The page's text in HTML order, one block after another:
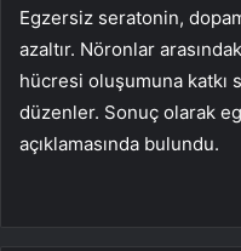
Egzersiz seratonin,
azaltır. Nöronlar
hücresi oluşumuna katkı
düzenler. Sonuç olarak
açıklamasında bulundu.